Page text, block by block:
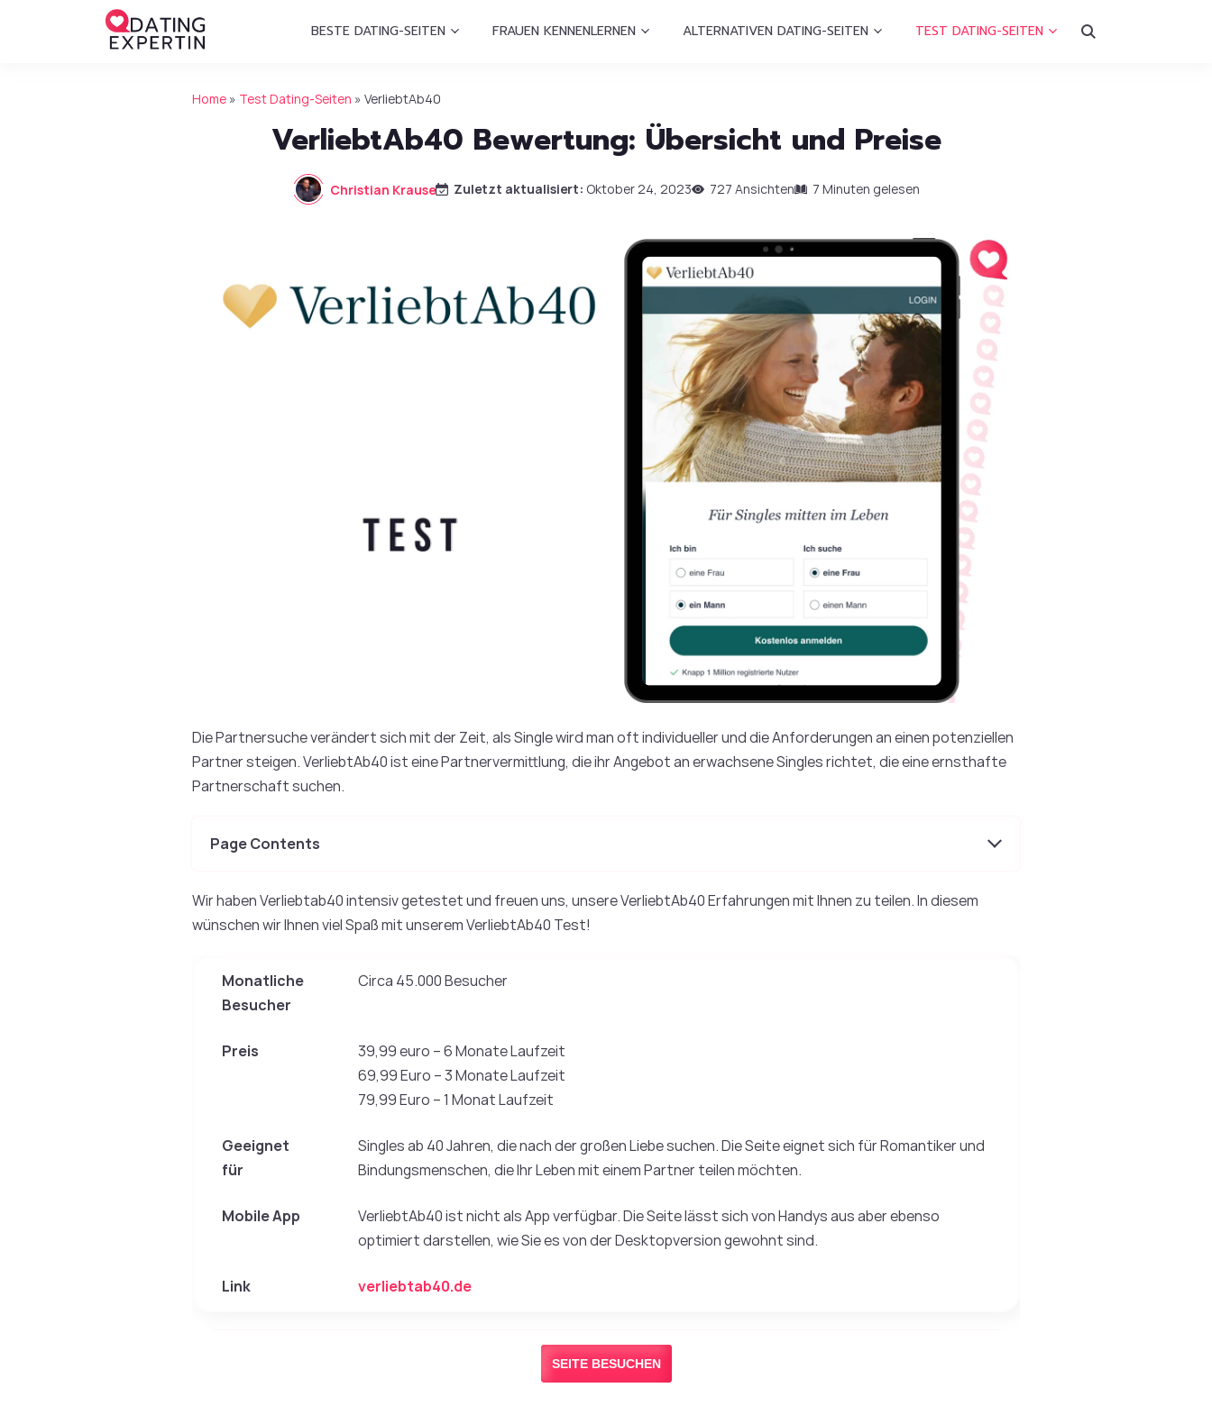
BESTE DATING-SEITEN FRAUEN KENNENLERNEN ALTERNATIVEN DATING-SEITEN TEST DATING-SEITEN
Home » Test Dating-Seiten » VerliebtAb40
VerliebtAb40 Bewertung: Übersicht und Preise
Christian Krause Zuletzt aktualisiert: Oktober 24, 2023 727 Ansichten 7 Minuten gelesen
Die Partnersuche verändert sich mit der Zeit, als Single wird man oft individueller und die Anforderungen an einen potenziellen
Partner steigen. VerliebtAb40 ist eine Partnervermittlung, die ihr Angebot an erwachsene Singles richtet, die eine ernsthafte
Partnerschaft suchen.
Page Contents
Wir haben Verliebtab40 intensiv getestet und freuen uns, unsere VerliebtAb40 Erfahrungen mit Ihnen zu teilen. In diesem
wünschen wir Ihnen viel Spaß mit unserem VerliebtAb40 Test!
Monatliche
Besucher
Circa 45.000 Besucher
Preis
39,99 euro – 6 Monate Laufzeit
69,99 Euro – 3 Monate Laufzeit
79,99 Euro – 1 Monat Laufzeit
Geeignet
für
Singles ab 40 Jahren, die nach der großen Liebe suchen. Die Seite eignet sich für Romantiker und
Bindungsmenschen, die Ihr Leben mit einem Partner teilen möchten.
Mobile App
VerliebtAb40 ist nicht als App verfügbar. Die Seite lässt sich von Handys aus aber ebenso
optimiert darstellen, wie Sie es von der Desktopversion gewohnt sind.
Link verliebtab40.de
SEITE BESUCHEN